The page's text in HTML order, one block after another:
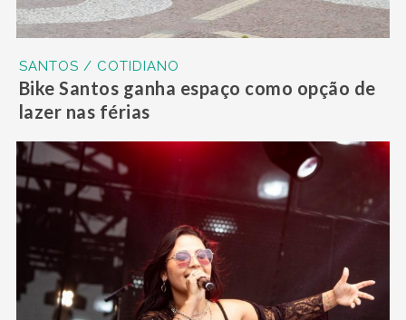
SANTOS / COTIDIANO
Bike Santos ganha espaço como opção de
lazer nas férias